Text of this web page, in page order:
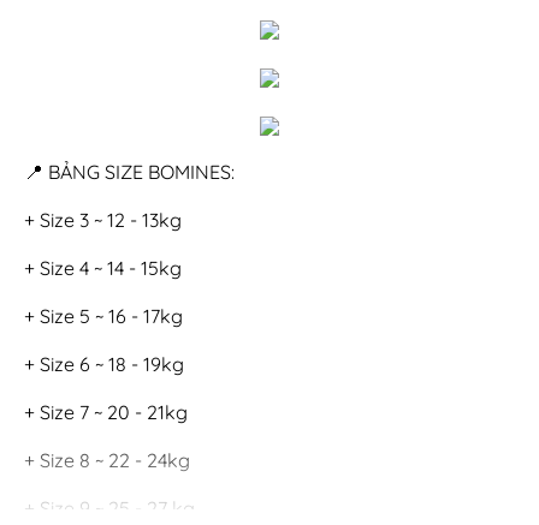
📍 BẢNG SIZE BOMINES:
+ Size 3 ~ 12 - 13kg
+ Size 4 ~ 14 - 15kg
+ Size 5 ~ 16 - 17kg
+ Size 6 ~ 18 - 19kg
+ Size 7 ~ 20 - 21kg
+ Size 8 ~ 22 - 24kg
+ Size 9 ~ 25 - 27 kg